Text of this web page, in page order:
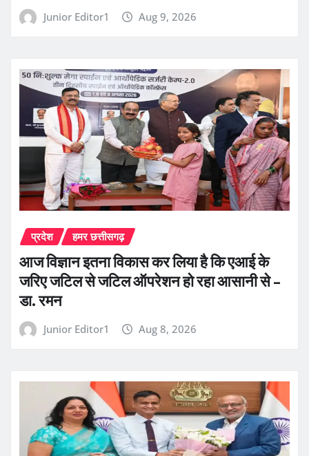
Junior Editor1 Aug 9, 2026
प्रदेश हमर छत्तीसगढ़
आज विज्ञान इतना विकास कर लिया है कि एआई के
जरिए जटिल से जटिल ऑपरेशन हो रहा आसानी से –
डा. रमन
Junior Editor1 Aug 8, 2026